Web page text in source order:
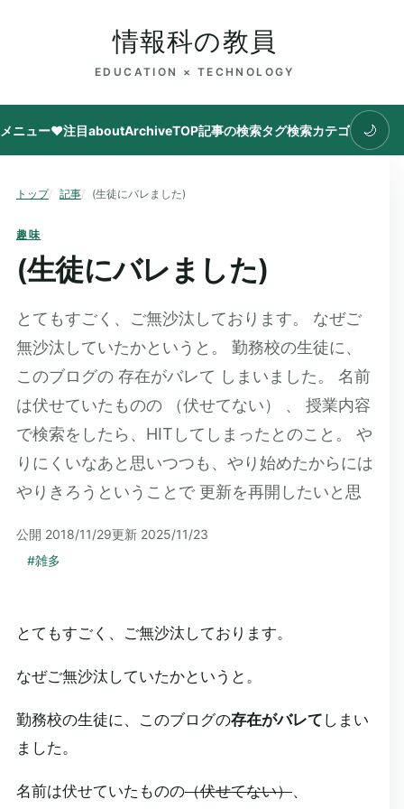
情報科の教員
EDUCATION × TECHNOLOGY
メニュー♥注目aboutArchiveTOP記事の検索タグ検索カテゴリ 🌙
トップ 記事 (生徒にバレました)
趣味
(生徒にバレました)
とてもすごく、ご無沙汰しております。 なぜご
無沙汰していたかというと。 勤務校の生徒に、
このブログの 存在がバレて しまいました。 名前
は伏せていたものの （伏せてない） 、 授業内容
で検索をしたら、HITしてしまったとのこと。 や
りにくいなあと思いつつも、やり始めたからには
やりきろうということで 更新を再開したいと思
公開 2018/11/29更新 2025/11/23
#雑多
とてもすごく、ご無沙汰しております。
なぜご無沙汰していたかというと。
勤務校の生徒に、このブログの存在がバレて しまい
ました。
名前は伏せていたものの（伏せてない）、